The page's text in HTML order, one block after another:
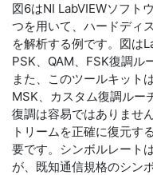
図6はNI LabVIEWソフト
つを用いて、ハードディ
を解析する例です。図は
PSK、QAM、FSK復調ル
また、このツールキット
MSK、カスタム復調ルー
復調は容易ではありませ
トリームを正確に復元す
要です。シンボルレート
が、既知通信規格のシン